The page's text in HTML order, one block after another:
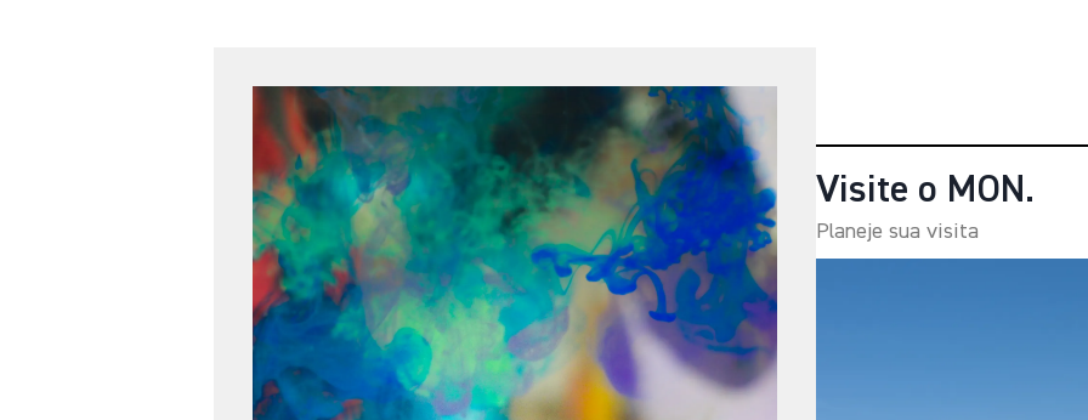
Visite o MON.
Planeje sua visita